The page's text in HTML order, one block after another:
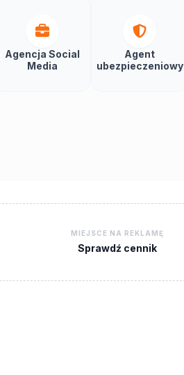
Agencja Social
Media
Agent
ubezpieczeniowy
MIEJSCE NA REKLAMĘ
Sprawdź cennik